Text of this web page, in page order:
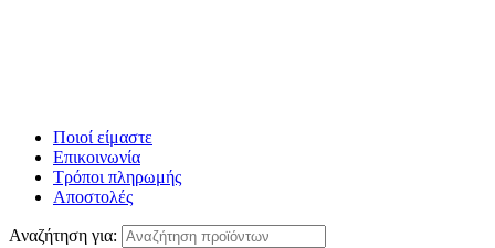
Ποιοί είμαστε
Επικοινωνία
Τρόποι πληρωμής
Αποστολές
Αναζήτηση για: